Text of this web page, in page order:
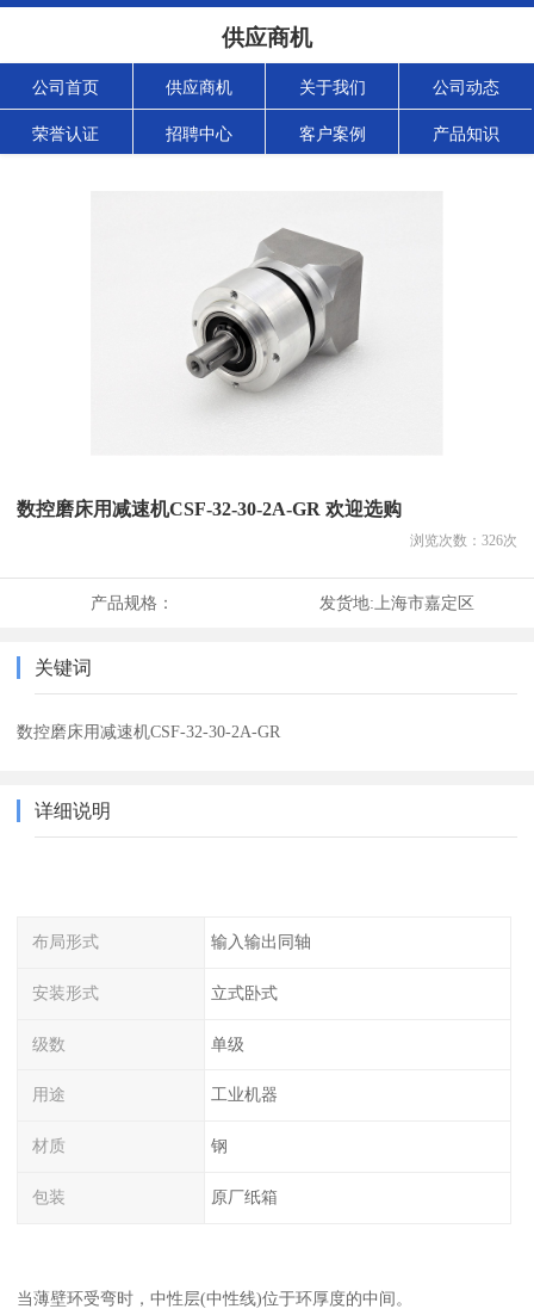
供应商机
公司首页 供应商机 关于我们 公司动态
荣誉认证 招聘中心 客户案例 产品知识
数控磨床用减速机CSF-32-30-2A-GR 欢迎选购
浏览次数： 326次
产品规格： 发货地: 上海市嘉定区
关键词
数控磨床用减速机CSF-32-30-2A-GR
详细说明
布局形式 输入输出同轴
安装形式 立式卧式
级数 单级
用途 工业机器
材质 钢
包装 原厂纸箱
当薄壁环受弯时，中性层(中性线)位于环厚度的中间。